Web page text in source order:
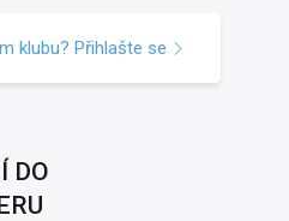
klubu? Přihlašte se
DO